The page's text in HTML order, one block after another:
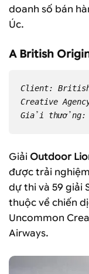
doanh số bán
Úc.
A British
Client: British
Creative
Giải thưởng:
Giải Outdoor
được trải
dự thi và 59 giải
thuộc về chiến
Uncommon
Airways.